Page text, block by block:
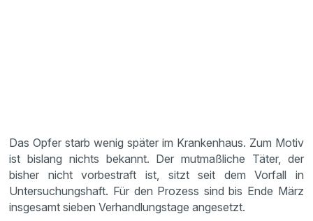
Das Opfer starb wenig später im Krankenhaus. Zum Motiv
ist bislang nichts bekannt. Der mutmaßliche Täter, der
bisher nicht vorbestraft ist, sitzt seit dem Vorfall in
Untersuchungshaft. Für den Prozess sind bis Ende März
insgesamt sieben Verhandlungstage angesetzt.